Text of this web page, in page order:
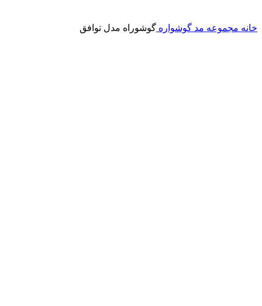
خانه مجموعه مد گوشواره گوشوراه مدل توافق